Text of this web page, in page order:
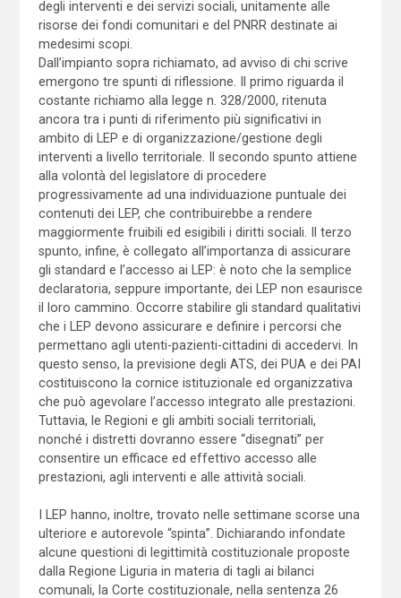
degli interventi e dei servizi sociali, unitamente alle
risorse dei fondi comunitari e del PNRR destinate ai
medesimi scopi.
Dall’impianto sopra richiamato, ad avviso di chi scrive
emergono tre spunti di riflessione. Il primo riguarda il
costante richiamo alla legge n. 328/2000, ritenuta
ancora tra i punti di riferimento più significativi in
ambito di LEP e di organizzazione/gestione degli
interventi a livello territoriale. Il secondo spunto attiene
alla volontà del legislatore di procedere
progressivamente ad una individuazione puntuale dei
contenuti dei LEP, che contribuirebbe a rendere
maggiormente fruibili ed esigibili i diritti sociali. Il terzo
spunto, infine, è collegato all’importanza di assicurare
gli standard e l’accesso ai LEP: è noto che la semplice
declaratoria, seppure importante, dei LEP non esaurisce
il loro cammino. Occorre stabilire gli standard qualitativi
che i LEP devono assicurare e definire i percorsi che
permettano agli utenti-pazienti-cittadini di accedervi. In
questo senso, la previsione degli ATS, dei PUA e dei PAI
costituiscono la cornice istituzionale ed organizzativa
che può agevolare l’accesso integrato alle prestazioni.
Tuttavia, le Regioni e gli ambiti sociali territoriali,
nonché i distretti dovranno essere “disegnati” per
consentire un efficace ed effettivo accesso alle
prestazioni, agli interventi e alle attività sociali.
I LEP hanno, inoltre, trovato nelle settimane scorse una
ulteriore e autorevole “spinta”. Dichiarando infondate
alcune questioni di legittimità costituzionale proposte
dalla Regione Liguria in materia di tagli ai bilanci
comunali, la Corte costituzionale, nella sentenza 26